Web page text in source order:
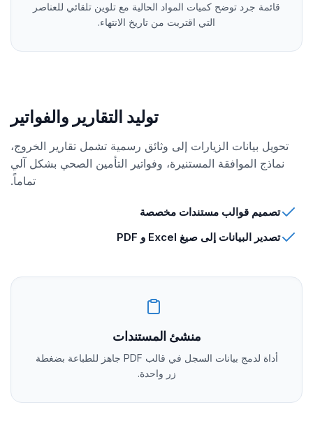
قائمة جرد توضح كميات المواد الحالية مع تلوين تلقائي للعناصر
التي اقتربت من تاريخ الانتهاء.
توليد التقارير والفواتير
تحويل بيانات الزيارات إلى وثائق رسمية تشمل تقارير الخروج،
نماذج الموافقة المستنيرة، وفواتير التأمين الصحي بشكل آلي
تماماً.
تصميم قوالب مستندات مخصصة
تصدير البيانات إلى صيغ Excel و PDF
منشئ المستندات
أداة لدمج بيانات السجل في قالب PDF جاهز للطباعة بضغطة
زر واحدة.